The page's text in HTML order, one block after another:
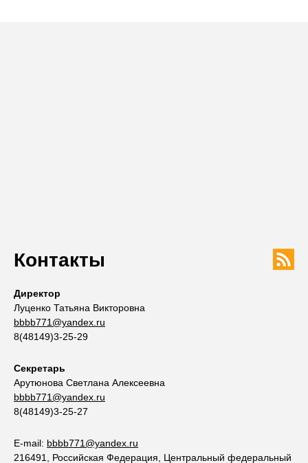
Контакты
Директор
Луценко Татьяна Викторовна
bbbb771@yandex.ru
8(48149)3-25-29
Секретарь
Арутюнова Светлана Алексеевна
bbbb771@yandex.ru
8(48149)3-25-27
E-mail: bbbb771@yandex.ru
216491, Российская Федерация, Центральный федеральный